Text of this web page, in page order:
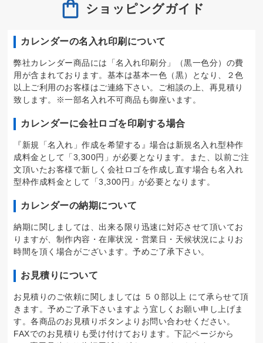
ショッピングガイド
カレンダーの名入れ印刷について
弊社カレンダー商品には「名入れ印刷分」（黒一色分）の費
用が含まれております。基本は基本一色（黒）となり、２色
以上ご利用のお客様はご連絡下さい。ご相談の上、再見積り
致します。※一部名入れ不可商品も御座います。
カレンダーに会社ロゴを印刷する場合
『新規「名入れ」作成を希望する』場合は新規名入れ型枠作
成料金として「3,300円」が必要となります。また、以前ご注
文頂いたお客様で新しく会社ロゴを作成し直す場合も名入れ
型枠作成料金として「3,300円」が必要となります。
カレンダーの納期について
納期に関しましては、出来る限り迅速に対応させて頂いてお
りますが、制作内容・在庫状況・営業日・天候状況によりお
時間を頂く場合がございます。予めご了承下さい。
お見積りについて
お見積りのご依頼に関しましては ５０部以上 にて承らせて頂
きます。予めご了承下さいますよう宜しくお願い申し上げま
す。各商品のお見積りボタンよりお問い合わせください。
FAXでのお見積りも受け付けております。下記ページから